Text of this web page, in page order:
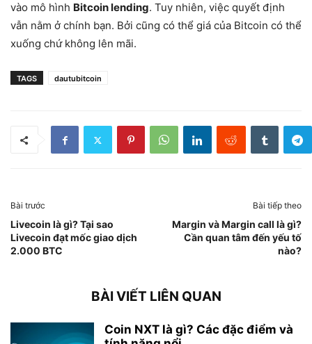
vào mô hình Bitcoin lending. Tuy nhiên, việc quyết định
vẫn nằm ở chính bạn. Bởi cũng có thể giá của Bitcoin có thể
xuống chứ không lên mãi.
TAGS dautubitcoin
Bài trước
Livecoin là gì? Tại sao
Livecoin đạt mốc giao dịch
2.000 BTC
Bài tiếp theo
Margin và Margin call là gì?
Cần quan tâm đến yếu tố
nào?
BÀI VIẾT LIÊN QUAN
Coin NXT là gì? Các đặc điểm và